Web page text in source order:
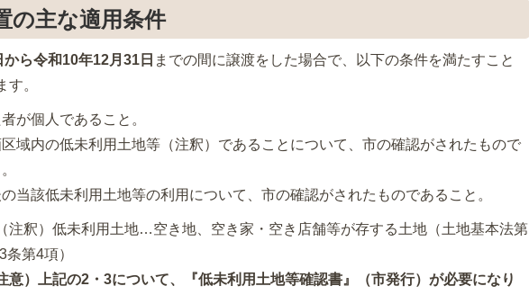
の主な適用条件
ら令和10年12月31日 までの間に譲渡をした場合で、以下の条件を満たすこと
す。
が個人であること。
域内の低未利用土地等（注釈）であることについて、市の確認がされたもので
当該低未利用土地等の利用について、市の確認がされたものであること。
注釈）低未利用土地…空き地、空き家・空き店舗等が存する土地（土地基本法第
条第4項）
意）上記の2・3について、『低未利用土地等確認書』（市発行）が必要になり